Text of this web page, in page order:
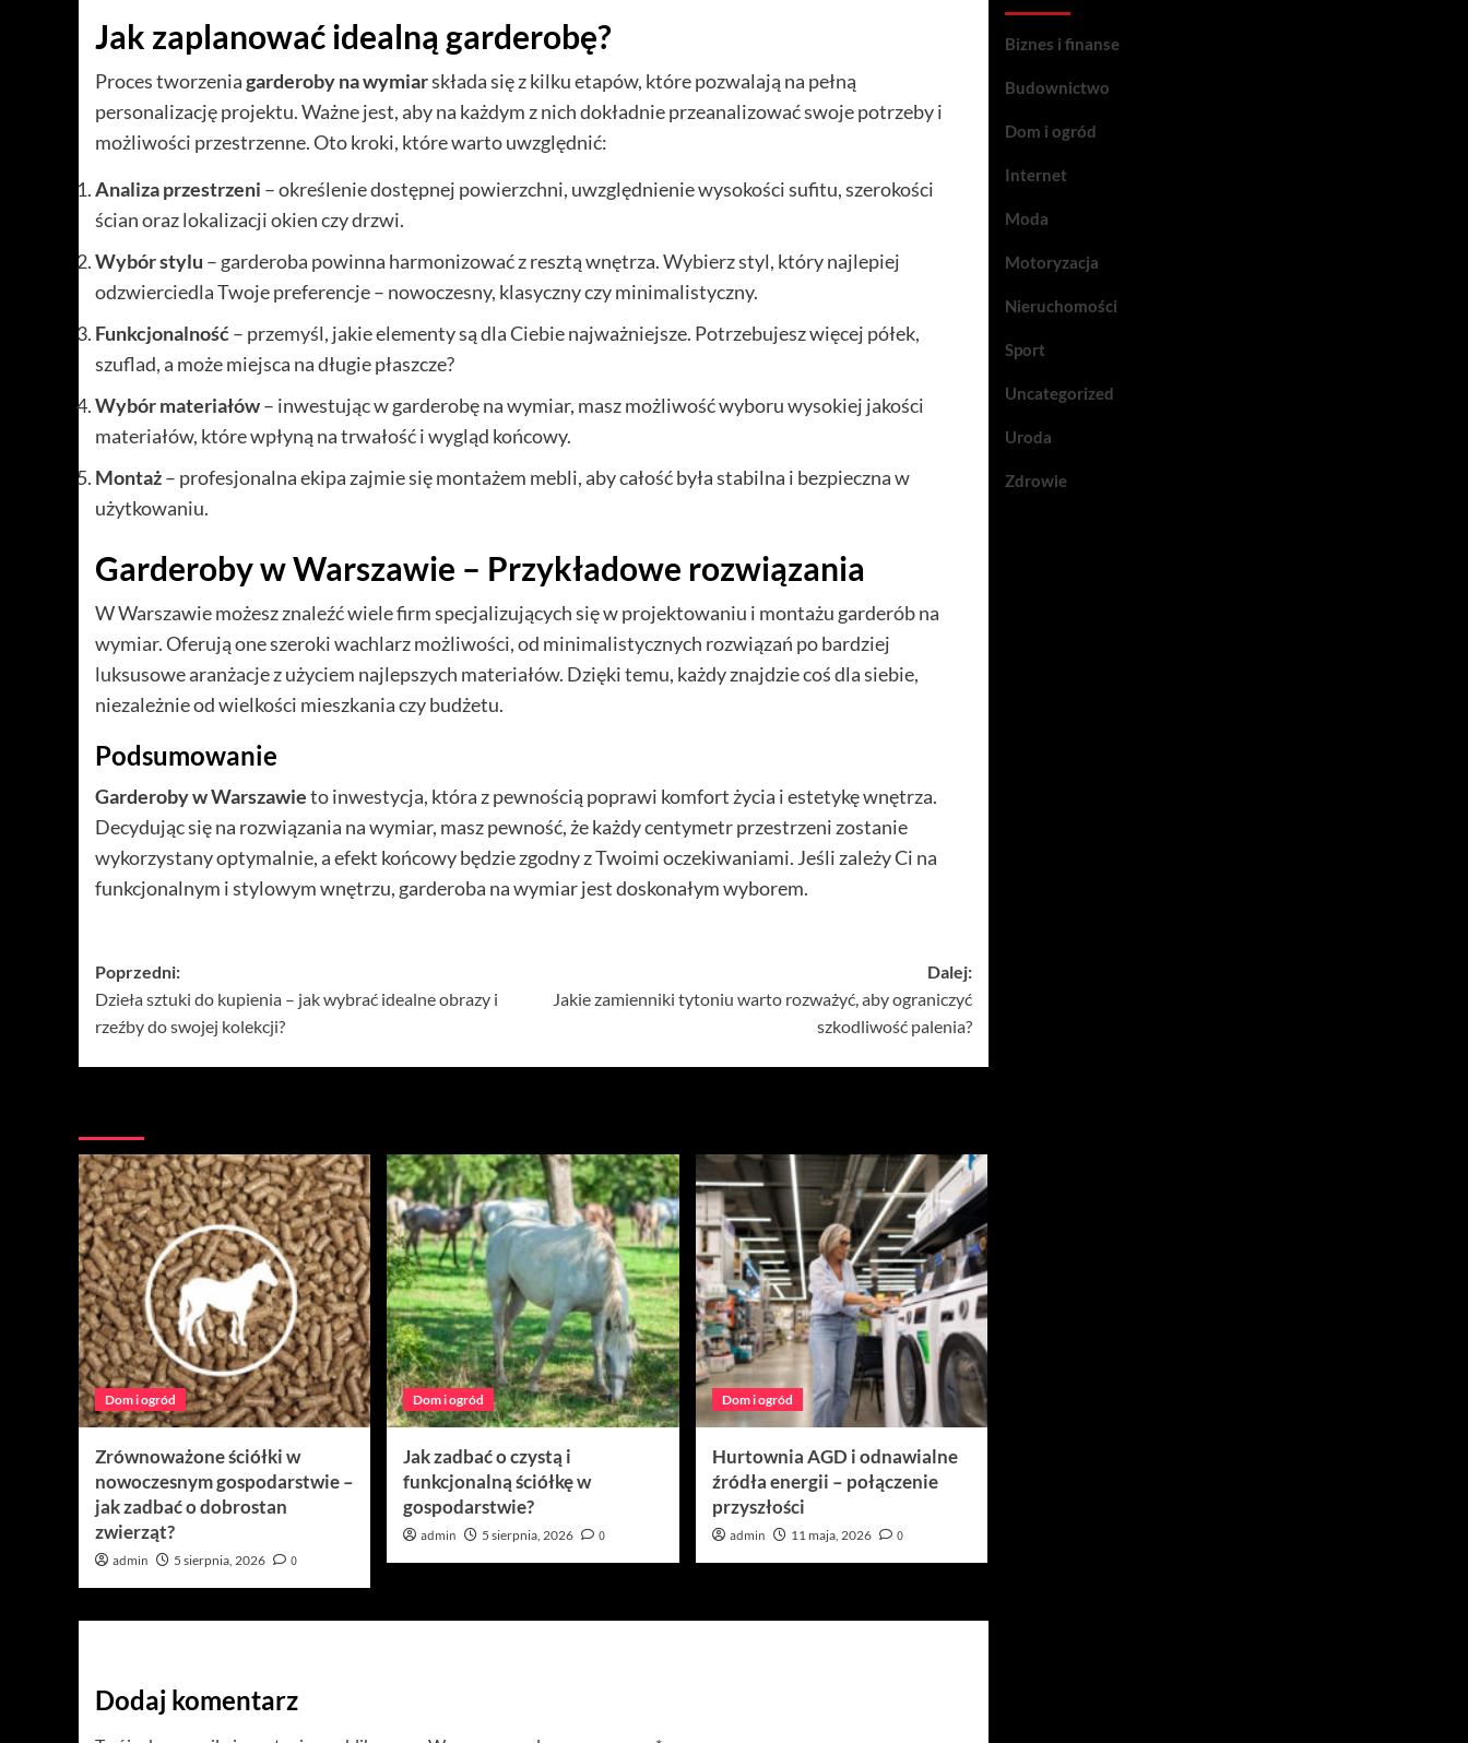
Jak zaplanować idealną garderobę?
Proces tworzeniagarderoby na wymiarskłada się z kilku etapów, które pozwalają na pełną
personalizację projektu. Ważne jest, aby na każdym z nich dokładnie przeanalizować swoje potrzeby i
możliwości przestrzenne. Oto kroki, które warto uwzględnić:
Analiza przestrzeni – określenie dostępnej powierzchni, uwzględnienie wysokości sufitu, szerokości
ścian oraz lokalizacji okien czy drzwi.
Wybór stylu – garderoba powinna harmonizować z resztą wnętrza. Wybierz styl, który najlepiej
odzwierciedla Twoje preferencje – nowoczesny, klasyczny czy minimalistyczny.
Funkcjonalność– przemyśl, jakie elementy są dla Ciebie najważniejsze. Potrzebujesz więcej półek,
szuflad, a może miejsca na długie płaszcze?
Wybór materiałów– inwestując w garderobę na wymiar, masz możliwość wyboru wysokiej jakości
materiałów, które wpłyną na trwałość i wygląd końcowy.
Montaż– profesjonalna ekipa zajmie się montażem mebli, aby całość była stabilna i bezpieczna w
użytkowaniu.
Garderoby w Warszawie – Przykładowe rozwiązania
W Warszawie możesz znaleźć wiele firm specjalizujących się w projektowaniu i montażu garderób na
wymiar. Oferują one szeroki wachlarz możliwości, od minimalistycznych rozwiązań po bardziej
luksusowe aranżacje z użyciem najlepszych materiałów. Dzięki temu, każdy znajdzie coś dla siebie,
niezależnie od wielkości mieszkania czy budżetu.
Podsumowanie
GarderobywWarszawieto inwestycja, która z pewnością poprawi komfort życia i estetykę wnętrza.
Decydując się na rozwiązania na wymiar, masz pewność, że każdy centymetr przestrzeni zostanie
wykorzystany optymalnie, a efekt końcowy będzie zgodny z Twoimi oczekiwaniami. Jeśli zależy Ci na
funkcjonalnym i stylowym wnętrzu, garderoba na wymiar jest doskonałym wyborem.
Zobacz
wpisy
Poprzedni:
Dzieła sztuki do kupienia – jak wybrać idealne obrazy i
rzeźby do swojej kolekcji?
Dalej:
Jakie zamienniki tytoniu warto rozważyć, aby ograniczyć
szkodliwość palenia?
Dom i ogród
Zrównoważone ściółki w
nowoczesnym gospodarstwie –
jak zadbać o dobrostan
zwierząt?
admin 5 sierpnia, 2026 0
Dom i ogród
Jak zadbać o czystą i
funkcjonalną ściółkę w
gospodarstwie?
admin 5 sierpnia, 2026 0
Dom i ogród
Hurtownia AGD i odnawialne
źródła energii – połączenie
przyszłości
admin 11 maja, 2026 0
Dodaj komentarz
Biznes i finanse
Budownictwo
Dom i ogród
Internet
Moda
Motoryzacja
Nieruchomości
Sport
Uncategorized
Uroda
Zdrowie